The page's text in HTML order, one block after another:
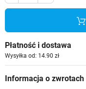
Płatność i dostawa
Wysyłka od: 14.90 zł
Informacja o zwrotach